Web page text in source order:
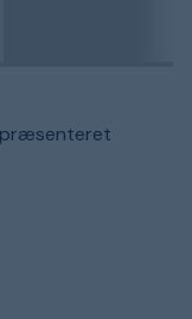
præsenteret